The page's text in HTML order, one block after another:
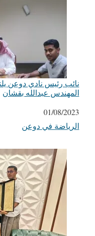
نائب رئيس نادي دوعن
المهندس عبدالله بقشان
التاريخ
01/08/2023
في ما يتعلق بما يأتي
الرياضة في دوعن